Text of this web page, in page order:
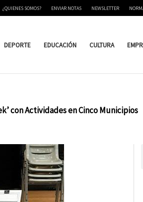
¿QUIENES SOMOS? ENVIAR NOTAS NEWSLETTER
DEPORTE EDUCACIÓN CULTURA
con Actividades en Cinco Municipios